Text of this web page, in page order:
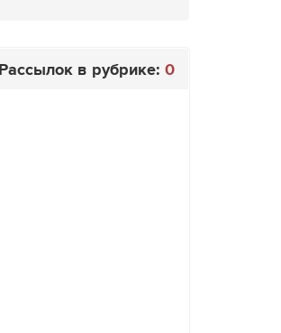
Рассылок в рубрике: 0